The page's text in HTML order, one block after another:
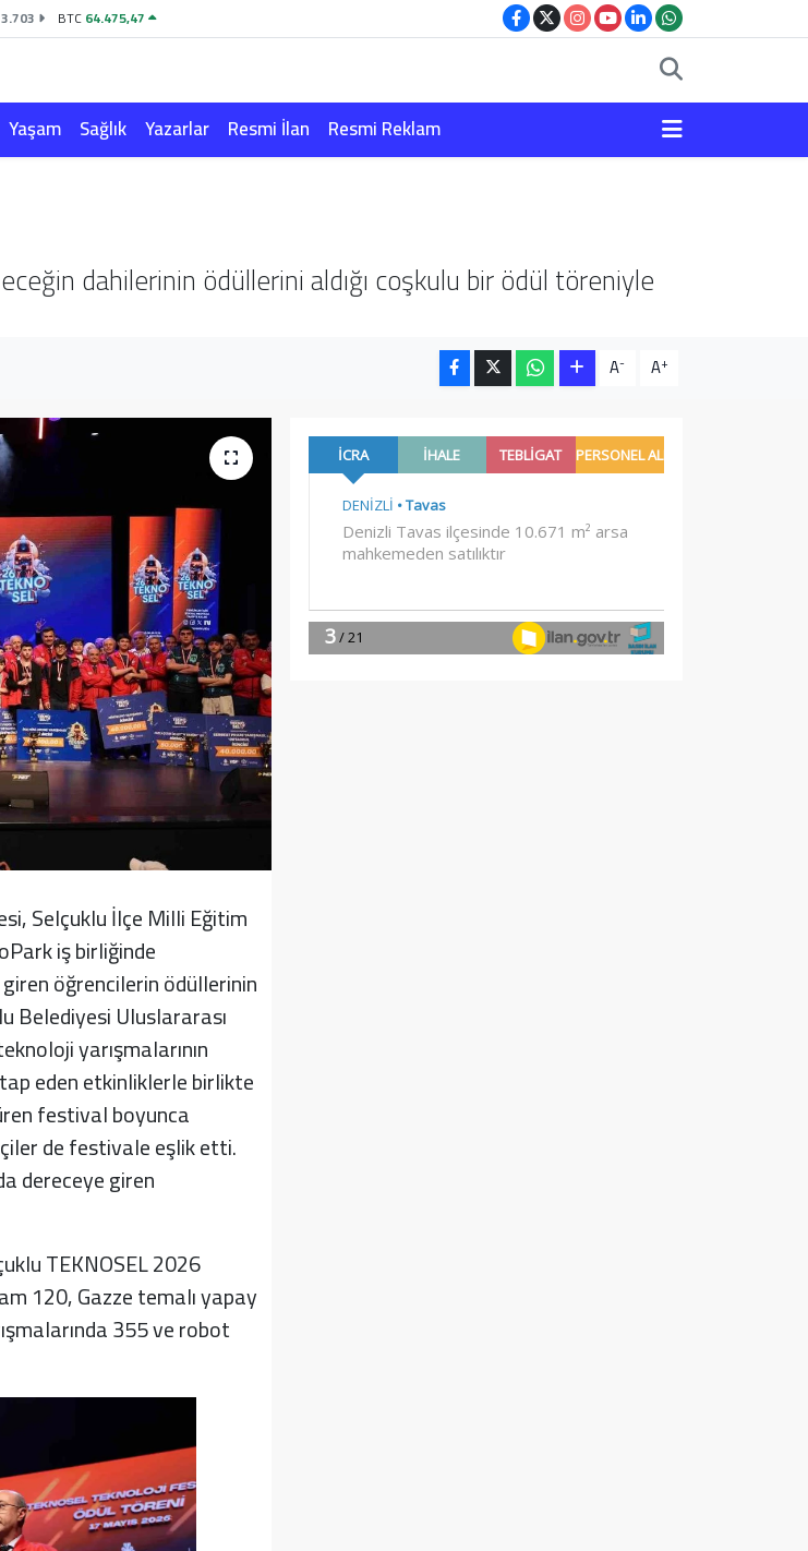
BTC64.475,47
Yaşam Sağlık Yazarlar Resmi İlan Resmi Reklam
dahilerinin ödüllerini aldığı coşkulu bir ödül töreniyle
A- A+
Selçuklu İlçe Milli Eğitim
iş birliğinde
öğrencilerin ödüllerinin
Belediyesi Uluslararası
yarışmalarının
eden etkinliklerle birlikte
festival boyunca
de festivale eşlik etti.
dereceye giren
TEKNOSEL 2026
120, Gazze temalı yapay
355 ve robot